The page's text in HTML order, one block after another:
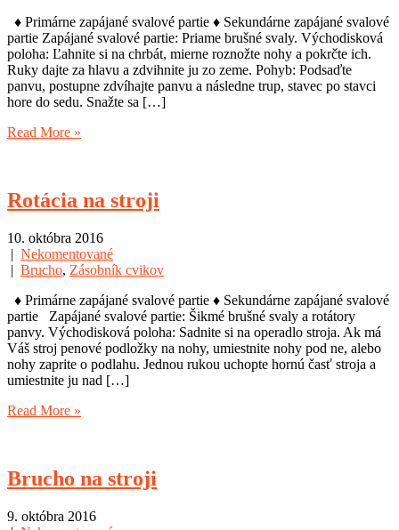
♦ Primárne zapájané svalové partie ♦ Sekundárne zapájané svalové
partie Zapájané svalové partie: Priame brušné svaly. Východisková
poloha: Ľahnite si na chrbát, mierne roznožte nohy a pokrčte ich.
Ruky dajte za hlavu a zdvihnite ju zo zeme. Pohyb: Podsaďte
panvu, postupne zdvíhajte panvu a následne trup, stavec po stavci
hore do sedu. Snažte sa […]
Read More »
Rotácia na stroji
10. októbra 2016
| Nekomentované
| Brucho, Zásobník cvikov
♦ Primárne zapájané svalové partie ♦ Sekundárne zapájané svalové
partie Zapájané svalové partie: Šikmé brušné svaly a rotátory
panvy. Východisková poloha: Sadnite si na operadlo stroja. Ak má
Váš stroj penové podložky na nohy, umiestnite nohy pod ne, alebo
nohy zaprite o podlahu. Jednou rukou uchopte hornú časť stroja a
umiestnite ju nad […]
Read More »
Brucho na stroji
9. októbra 2016